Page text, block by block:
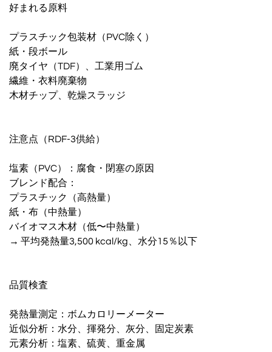
好まれる原料
プラスチック包装材（PVC除く）
紙・段ボール
廃タイヤ（TDF）、工業用ゴム
繊維・衣料廃棄物
木材チップ、乾燥スラッジ
注意点（RDF-3供給）
塩素（PVC）：腐食・閉塞の原因
ブレンド配合：
プラスチック（高熱量）
紙・布（中熱量）
バイオマス木材（低〜中熱量）
→ 平均発熱量3,500 kcal/kg、水分15％以下
品質検査
発熱量測定：ボムカロリーメーター
近似分析：水分、揮発分、灰分、固定炭素
元素分析：塩素、硫黄、重金属